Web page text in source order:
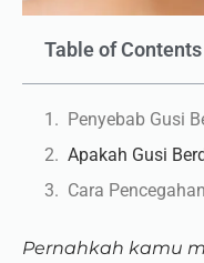
Table of Contents
Penyebab Gusi
Apakah Gusi
Cara Pencegahan
Pernahkah kamu